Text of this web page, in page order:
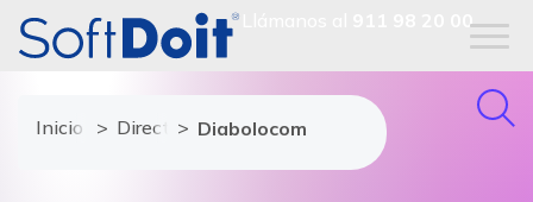
911 98 20 00
Inicio Directorio de proveedores
Diabolocom